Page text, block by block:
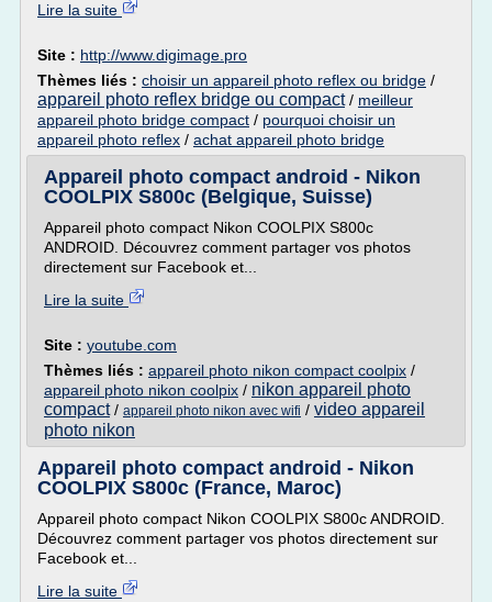
Lire la suite
Site : http://www.digimage.pro
Thèmes liés : choisir un appareil photo reflex ou bridge /
appareil photo reflex bridge ou compact/ meilleur
appareil photo bridge compact / pourquoi choisir un
appareil photo reflex / achat appareil photo bridge
Appareil photo compact android - Nikon
COOLPIX S800c (Belgique, Suisse)
Appareil photo compact Nikon COOLPIX S800c
ANDROID. Découvrez comment partager vos photos
directement sur Facebook et...
Lire la suite
Site : youtube.com
Thèmes liés : appareil photo nikon compact coolpix /
appareil photo nikon coolpix / nikon appareil photo
compact/ appareil photo nikon avec wifi / video appareil
photo nikon
Appareil photo compact android - Nikon
COOLPIX S800c (France, Maroc)
Appareil photo compact Nikon COOLPIX S800c ANDROID.
Découvrez comment partager vos photos directement sur
Facebook et...
Lire la suite